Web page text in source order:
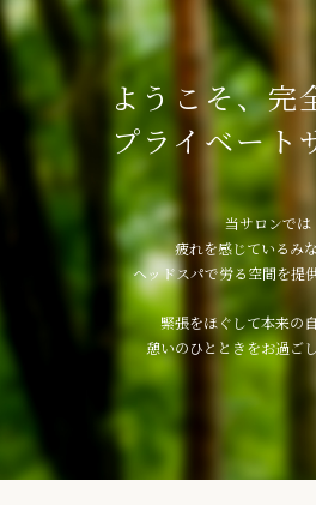
ようこそ、完
プライベート
当サロンでは
疲れを感じているみ
ヘッドスパで労る空間を提
緊張をほぐして本来の
憩いのひとときをお過ご